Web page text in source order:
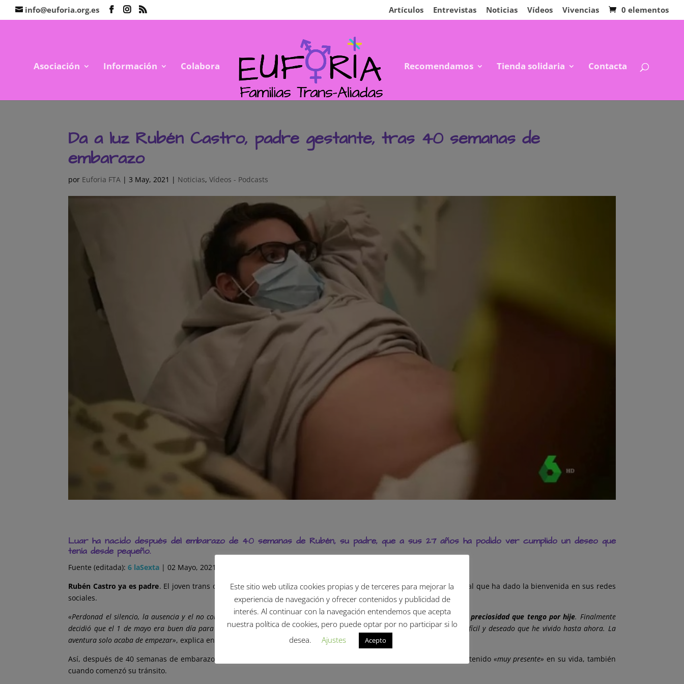
info@euforia.org.es Artículos Entrevistas Noticias Vídeos Vivencias 0 elementos
Asociación Información Colabora Recomendamos Tienda solidaria Contacta
Da a luz Rubén Castro, padre gestante, tras 40 semanas de
embarazo
por Euforia FTA |3 May, 2021 | Noticias,Vídeos - Podcasts
Luar ha nacido después del embarazo de 40 semanas de Rubén, su padre, que a sus 27 años ha podido ver cumplido un deseo que
tenía desde pequeño.
Fuente (editada):6 laSexta | 02 Mayo, 2021
Rubén Castro ya es padre. El joven trans de 27 años ha dado a luz seis días más tarde de lo previstoLuar, su hije, al que ha dado la bienvenida en sus redes
sociales.
«Perdonad el silencio, la ausencia y el no contestar a vuestros mensajes,estaba dándole la bienvenida al mundo a esta preciosidad que tengo por hije. Finalmente
decidió que el 1 de mayo era buen día para salir. Gracias por todos vuestros mensajes y felicitaciones. Ha sido lo más difícil y deseado que he vivido hasta ahora. La
aventura solo acaba de empezar», explica en un mensaje en su cuenta de Instagram publicado este domingo.
Así, después de 40 semanas de embarazo, Rubén ha podido
, algo que siempre ha tenido «muy presente» en su vida, también
cuando comenzó su tránsito.
Este sitio web utiliza cookies propias y de terceres para mejorar la
experiencia de navegación y ofrecer contenidos y publicidad de
interés. Al continuar con la navegación entendemos que acepta
nuestra política de cookies, pero puede optar por no participar si lo
desea.
Ajustes Acepto